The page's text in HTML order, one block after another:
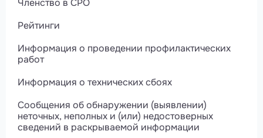
Членство в СРО
Рейтинги
Информация о проведении профилактических
работ
Информация о технических сбоях
Сообщения об обнаружении (выявлении)
неточных, неполных и (или) недостоверных
сведений в раскрываемой информации